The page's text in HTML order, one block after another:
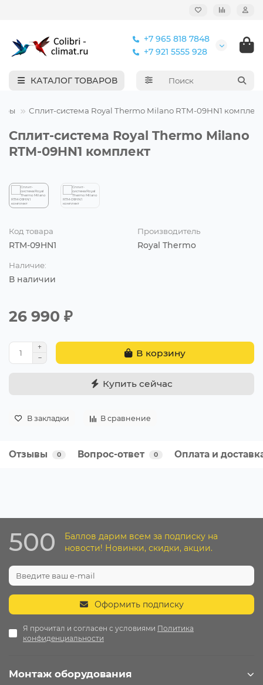
+7 965 818 7848
+7 921 5555 928
КАТАЛОГ ТОВАРОВ
Сплит-система Royal Thermo Milano RTM-09HN1 комплект
Сплит-система Royal Thermo Milano
RTM-09HN1 комплект
Код товара
RTM-09HN1
Производитель
Royal Thermo
Наличие:
В наличии
26 990 ₽
В корзину
Купить сейчас
В закладки В сравнение
Отзывы 0 Вопрос-ответ 0 Оплата и
500
Баллов дарим всем за подписку на
новости! Новинки, скидки, акции.
Оформить подписку
Я прочитал и согласен с условиями Политика
конфиденциальности
Монтаж оборудования